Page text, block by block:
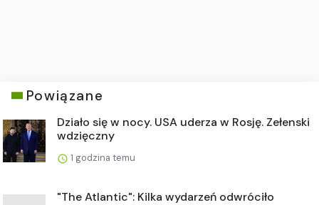
Powiązane
Działo się w nocy. USA uderza w Rosję. Zełenski
wdzięczny
1 godzina temu
"The Atlantic": Kilka wydarzeń odwróciło